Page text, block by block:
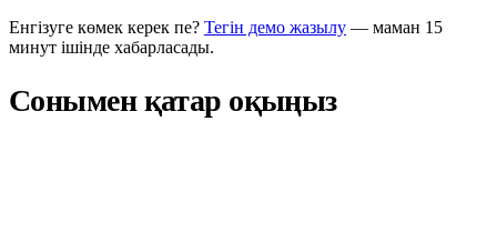
Енгізуге көмек керек пе? Тегін демо жазылу — маман 15
минут ішінде хабарласады.
Сонымен қатар оқыңыз